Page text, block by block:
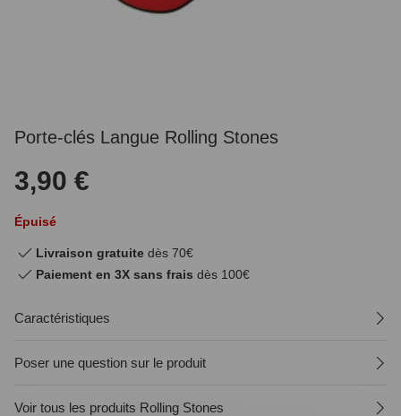
Porte-clés Langue Rolling Stones
3,90 €
Épuisé
Livraison gratuite dès 70€
Paiement en 3X sans frais dès 100€
Caractéristiques
Poser une question sur le produit
Voir tous les produits Rolling Stones